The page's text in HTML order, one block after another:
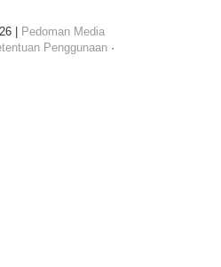
| Pedoman Media
Penggunaan ·